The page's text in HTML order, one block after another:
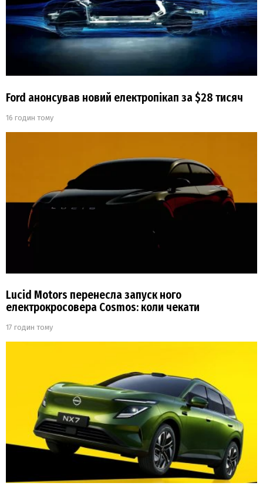
Ford анонсував новий електропікап за $28 тисяч
16 годин тому
Lucid Motors перенесла запуск ного
електрокросовера Cosmos: коли чекати
17 годин тому